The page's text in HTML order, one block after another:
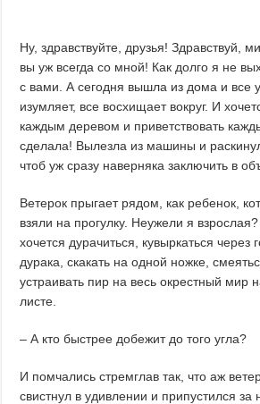
Ну, здравствуйте, друзья! Здравствуй,
вы уж всегда со мной! Как долго я не
с вами. А сегодня вышла из дома и все
изумляет, все восхищает вокруг. И
каждым деревом и приветствовать
сделала! Вылезла из машины и
чтоб уж сразу наверняка заключить в
Ветерок прыгает рядом, как ребенок,
взяли на прогулку. Неужели я
хочется дурачиться, кувыркаться через
дурака, скакать на одной ножке,
устраивать пир на весь окрестный мир
листе.
– А кто быстрее добежит до того угла?
И помчались стремглав так, что аж
свистнул в удивлении и припустился за